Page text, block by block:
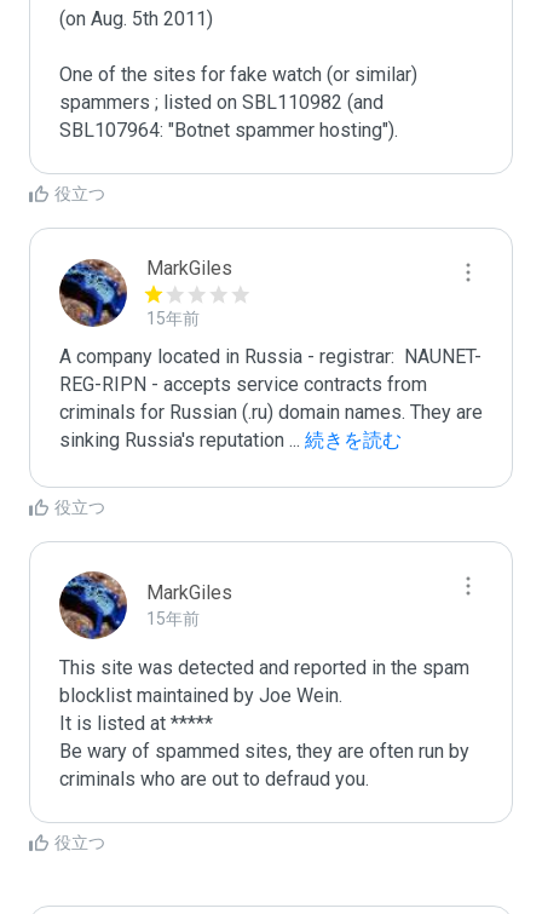
(on Aug. 5th 2011)
One of the sites for fake watch (or similar)
spammers ; listed on SBL110982 (and
SBL107964: "Botnet spammer hosting").
役立つ
MarkGiles
15年前
A company located in Russia - registrar:  NAUNET-
REG-RIPN - accepts service contracts from
criminals for Russian (.ru) domain names. They are
sinking Russia's reputation ... 続きを読む
役立つ
MarkGiles
15年前
This site was detected and reported in the spam
blocklist maintained by Joe Wein.
It is listed at *****
Be wary of spammed sites, they are often run by
criminals who are out to defraud you.
役立つ